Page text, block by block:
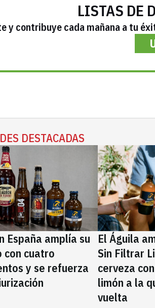
LISTAS DE
y contribuye cada mañana a tu
DESTACADAS
España amplía su
con cuatro
y se refuerza
El Águila
Sin Filtrar
cerveza
limón a la
vuelta